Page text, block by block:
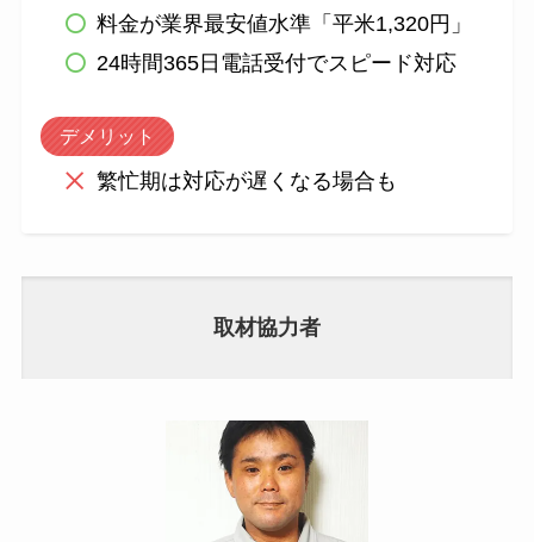
料金が業界最安値水準「平米1,320円」
24時間365日電話受付でスピード対応
デメリット
繁忙期は対応が遅くなる場合も
取材協力者